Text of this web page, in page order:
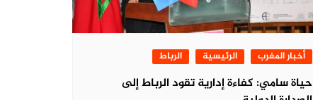
أخبار المغرب الرئيسية الرباط
حياة سامي: كفاءة إدارية تقود الرباط إلى